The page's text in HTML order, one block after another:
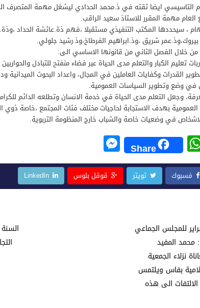
التاسيسي ايضا ثقته في ذ.محمد الحدادي ليشغل مهمة المتصرف
العام مهمة المقرر للاستاذ سعيد الراقب.
، سيحددها المكتب التنفيذي مستقبلا ،فهم ذة.عائشة الحداد
بيروك،وذ.عمر شريق ،وذ.ابراهيم الفرطاخ،وذ.رشيد جلولي.
خلال الفصل الثاني من قانونها الاساسي الى:
تعليم الكبار والتعلم مدى الحياة عبر فضاء منفتح للتبادل
القدرات وكفايات العاملين في المجال، واعداد البحوث الميدانية
وضع وتطوير السياسات العمومية.
وجعل التعلم مدى الحياة في خدمة الانسان وتطلعه الدائم
بهدف الاستجابة لحاجيات مختلف فئات المجتمع ،خاصة ذوي
في وضعيات خاصة والشباب خارج المنظومة التربوية.
W
h
at
s
p
p
Share
e
ss
e
فسبوك تويتر قوقل بلوس LinkedIn
للمجلس الجماعي
محمد المفيد
نزلاء الجمعية
بفاس ويلتمس
الى هذه